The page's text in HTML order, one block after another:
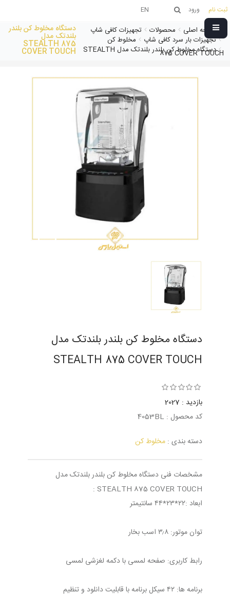
ثبت نام ورود EN
صفحه اصلی محصولات
تجهیزات کافی شاپ
تجهیزات بار سرد کافی شاپ
مخلوط کن
دستگاه مخلوط کن بلندر بلندتک مدل STEALTH
875 COVER TOUCH
دستگاه مخلوط کن بلندر
بلندتک مدل
STEALTH 875
COVER TOUCH
دستگاه مخلوط کن بلندر بلندتک مدل
STEALTH 875 COVER TOUCH
بازدید : 2027
کد محصول : 4053BL
دسته بندی : مخلوط کن
مشخصات فنی دستگاه مخلوط کن بلندر بلندتک مدل
STEALTH 875 COVER TOUCH :
ابعاد :۲۲*۲۳*۴۴ سانتیمتر
توان موتور: ۳٫۸ اسب بخار
رابط کاربری: صفحه لمسی با دکمه لغزشی لمسی
برنامه ها: ۴۲ سیکل برنامه با قابلیت دانلود و تنظیم